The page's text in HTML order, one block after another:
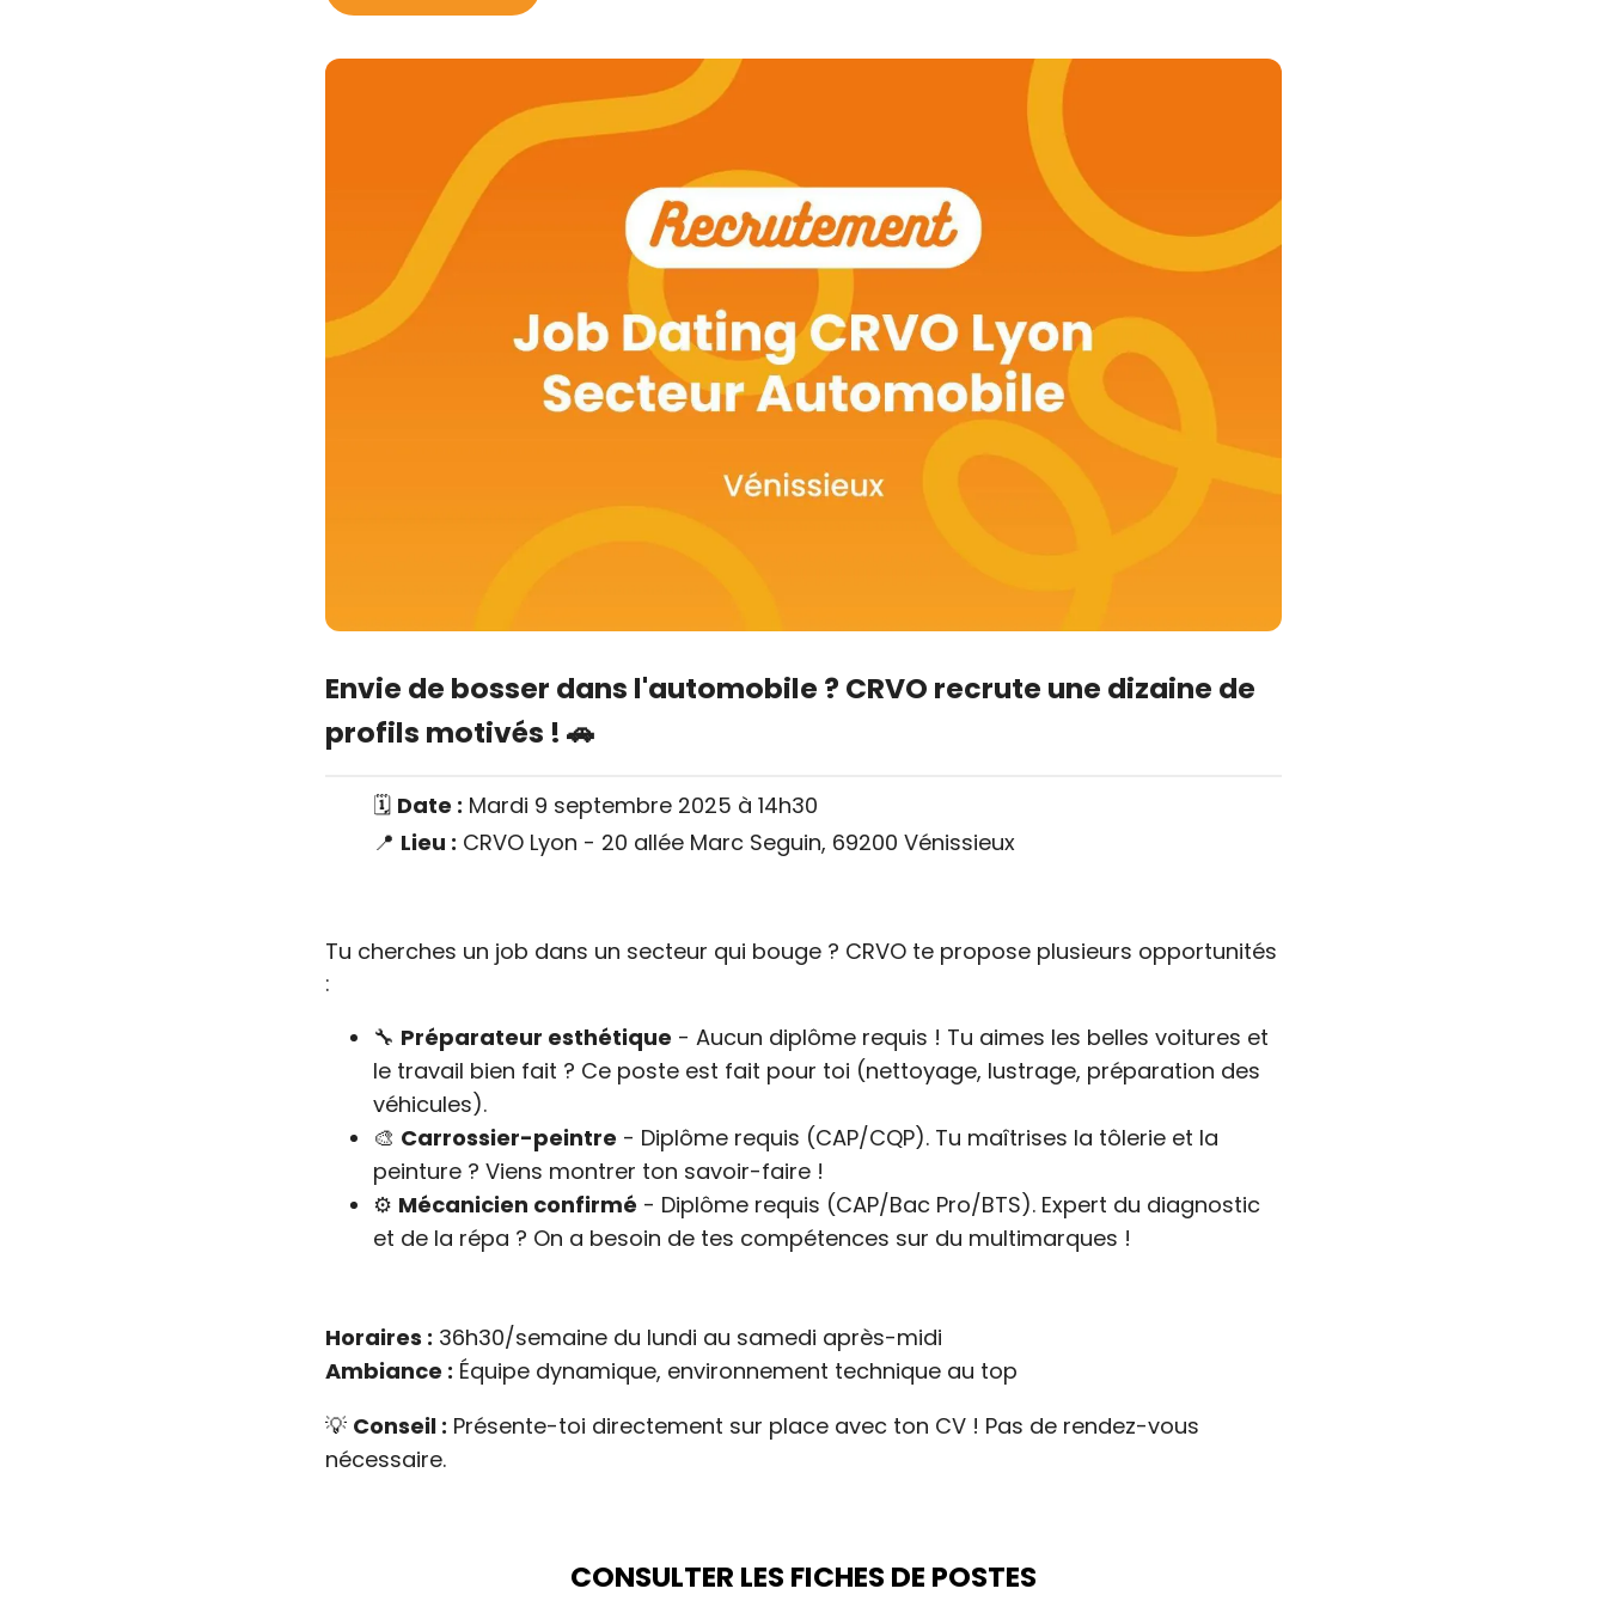
Envie de bosser dans l'automobile ? CRVO recrute une dizaine de
profils motivés ! 🚗
🗓️ Date : Mardi 9 septembre 2025 à 14h30
📍 Lieu : CRVO Lyon - 20 allée Marc Seguin, 69200 Vénissieux
Tu cherches un job dans un secteur qui bouge ? CRVO te propose plusieurs opportunités
:
🔧 Préparateur esthétique - Aucun diplôme requis ! Tu aimes les belles voitures et
le travail bien fait ? Ce poste est fait pour toi (nettoyage, lustrage, préparation des
véhicules).
🎨 Carrossier-peintre - Diplôme requis (CAP/CQP). Tu maîtrises la tôlerie et la
peinture ? Viens montrer ton savoir-faire !
⚙️ Mécanicien confirmé - Diplôme requis (CAP/Bac Pro/BTS). Expert du diagnostic
et de la répa ? On a besoin de tes compétences sur du multimarques !
Horaires : 36h30/semaine du lundi au samedi après-midi
Ambiance : Équipe dynamique, environnement technique au top
💡 Conseil : Présente-toi directement sur place avec ton CV ! Pas de rendez-vous
nécessaire.
CONSULTER LES FICHES DE POSTES